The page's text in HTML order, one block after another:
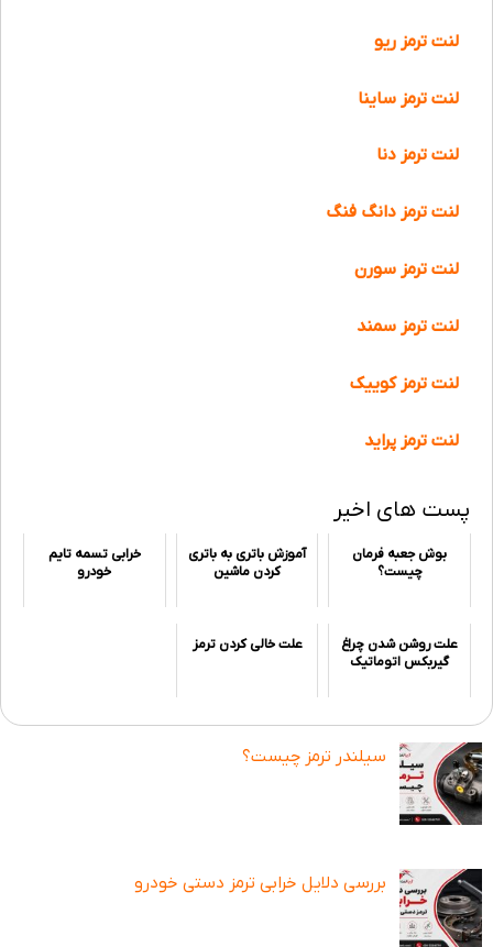
لنت ترمز ریو
لنت ترمز ساینا
لنت ترمز دنا
لنت ترمز دانگ فنگ
لنت ترمز سورن
لنت ترمز سمند
لنت ترمز کوییک
لنت ترمز پراید
پست های اخیر
بوش جعبه فرمان
چیست؟
آموزش باتری به باتری
کردن ماشین
خرابی تسمه تایم
خودرو
علت روشن شدن چراغ
گیربکس اتوماتیک
علت خالی کردن ترمز
سیلندر ترمز چیست؟
بررسی دلایل خرابی ترمز دستی خودرو